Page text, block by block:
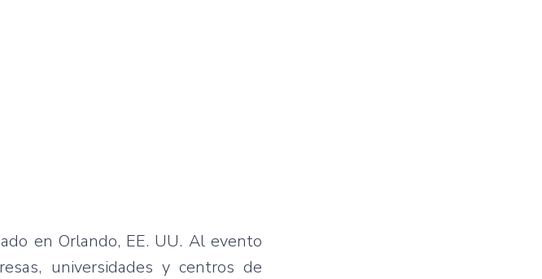
en Orlando, EE. UU. Al evento
universidades y centros de